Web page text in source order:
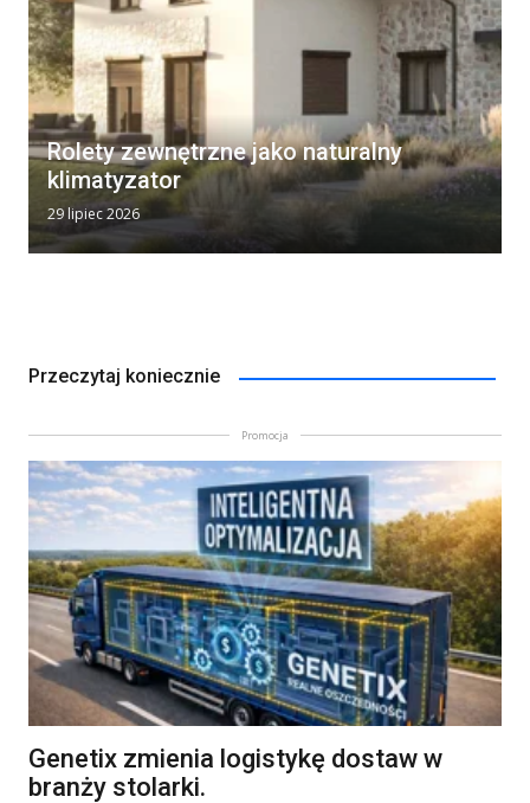
Rolety zewnętrzne jako naturalny
klimatyzator
29 lipiec 2026
Przeczytaj koniecznie
Promocja
Genetix zmienia logistykę dostaw w
branży stolarki.